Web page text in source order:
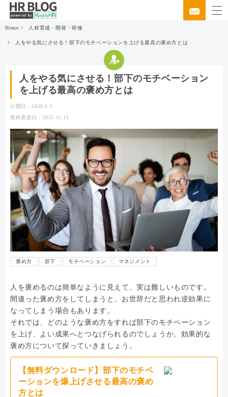
Home 人材育成・開発・研修
人をやる気にさせる！部下のモチベーションを上げる最高の褒め方とは
人をやる気にさせる！部下のモチベーション
を上げる最高の褒め方とは
公開日：2020.1.6
最終更新日：2022.12.12
褒め方 部下 モチベーション マネジメント
人を褒めるのは簡単なように見えて、実は難しいものです。
間違った褒め方をしてしまうと、お世辞だと思われ逆効果に
なってしまう場合もあります。
それでは、どのような褒め方をすれば部下のモチベーション
を上げ、よい成果へとつなげられるのでしょうか。効果的な
褒め方について探っていきましょう。
【無料ダウンロード】部下のモチベ
ーションを爆上げさせる最高の褒め
方とは